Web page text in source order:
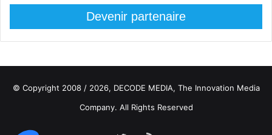
Devenir partenaire
© Copyright 2008 / 2026, DECODE MEDIA, The Innovation Media
Company. All Rights Reserved